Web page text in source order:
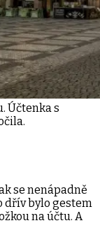
Účtenka s
se nenápadně
dřív bylo gestem
na účtu. A